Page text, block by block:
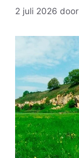
2 juli 2026 door